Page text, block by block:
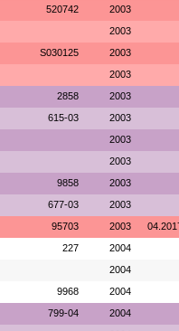
520742 2003
2003
S030125 2003
2003
2858 2003
615-03 2003
2003
2003
9858 2003
677-03 2003
95703 2003
227 2004
2004
9968 2004
799-04 2004